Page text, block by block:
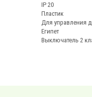
IP 20
Пластик
Для управления
Египет
Выключатель 2